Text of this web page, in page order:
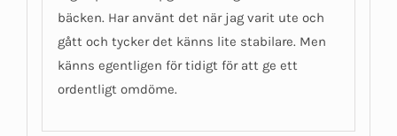
bäcken. Har använt det när jag varit ute och
gått och tycker det känns lite stabilare. Men
känns egentligen för tidigt för att ge ett
ordentligt omdöme.